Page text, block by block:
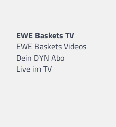
EWE Baskets TV
EWE Baskets Videos
Dein DYN Abo
Live im TV